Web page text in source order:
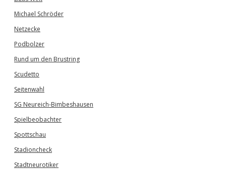
Michael Schröder
Netzecke
Podbolzer
Rund um den Brustring
Scudetto
Seitenwahl
SG Neureich-Bimbeshausen
Spielbeobachter
Spottschau
Stadioncheck
Stadtneurotiker